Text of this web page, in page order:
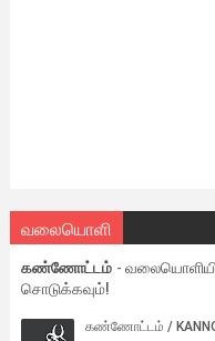
வலையொளி
கண்ணோட்டம் -
சொடுக்கவும்!